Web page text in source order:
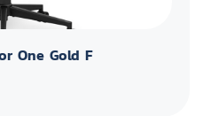
One Gold F